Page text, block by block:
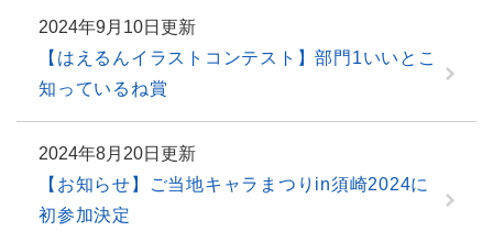
2024年9月10日更新
【はえるんイラストコンテスト】部門1いいとこ
知っているね賞
2024年8月20日更新
【お知らせ】ご当地キャラまつりin須崎2024に
初参加決定